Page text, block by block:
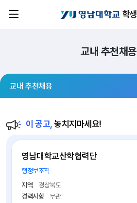
교내 추천채용
교내 추천채용
이 공고, 놓치지마세요!
영남대학교산학협력단
행정보조직
지역
경상북도
경력사항
무관